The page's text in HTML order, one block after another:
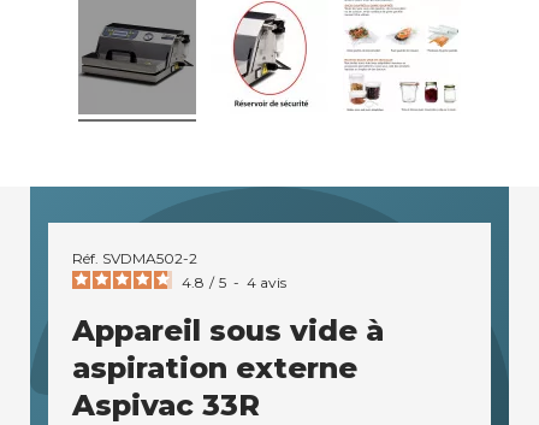
Réf. SVDMA502-2
4.8 / 5 - 4 avis
Appareil sous vide à
aspiration externe
Aspivac 33R